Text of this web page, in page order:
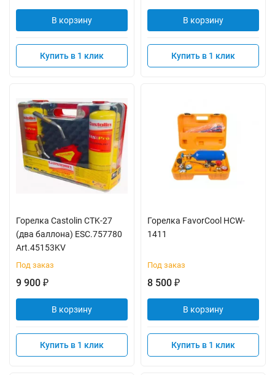
В корзину
Купить в 1 клик
В корзину
Купить в 1 клик
Горелка Castolin CTK-27
(два баллона) ESC.757780
Art.45153KV
Под заказ
9 900 ₽
В корзину
Купить в 1 клик
Горелка FavorCool HCW-
1411
Под заказ
8 500 ₽
В корзину
Купить в 1 клик